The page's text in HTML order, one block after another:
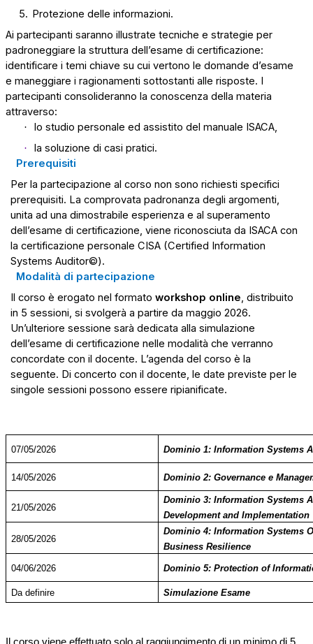
5. Protezione delle informazioni.
Ai partecipanti saranno illustrate tecniche e strategie per
padroneggiare la struttura dell’esame di certificazione:
identificare i temi chiave su cui vertono le domande d’esame
e maneggiare i ragionamenti sottostanti alle risposte. I
partecipanti consolideranno la conoscenza della materia
attraverso:
· lo studio personale ed assistito del manuale ISACA,
·
la soluzione di casi pratici.
Prerequisiti
Per la partecipazione al corso non sono richiesti specifici
prerequisiti. La comprovata padronanza degli argomenti,
unita ad una dimostrabile esperienza e al superamento
dell’esame di certificazione, viene riconosciuta da ISACA con
la certificazione personale CISA (Certified Information
SystemsAuditor©).
Modalità di partecipazione
Il corso è erogato nel formatoworkshop online, distribuito
in 5 sessioni, si svolgerà a partire da maggio 2026.
Un’ulteriore sessione sarà dedicata alla simulazione
dell’esame di certificazione nelle modalità che verranno
concordate con il docente. L’agenda del corso è la
seguente. Di concerto con il docente, le date previste per le
singole sessioni possono essere ripianificate.
07/05/2026 Dominio 1: Information Systems
14/05/2026 Dominio 2: Governance e
21/05/2026
Dominio 3: Information Systems
Development and Implementation
28/05/2026
Dominio 4: Information Systems
Business Resilience
04/06/2026 Dominio 5: Protection of
Da definire Simulazione Esame